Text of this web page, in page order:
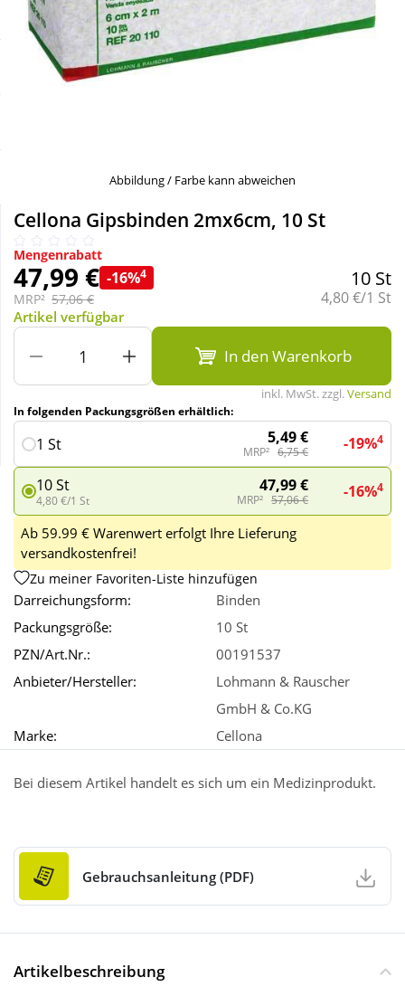
Sale
Schnäppchen
Täglich gut versorgt
Körperpflege & Kosmetik
Liebe & Erotik
Nahrungsergänzung
Natur & Homöopathie
Sanitätshaus
Wellness
Abbildung / Farbe kann abweichen
Cellona Gipsbinden 2mx6cm, 10 St
Mengenrabatt
47,99 € -16%4
MRP² 57,06 €
10 St
Grundpreis:
4,80 €/1 St
Artikel verfügbar
In den Warenkorb
inkl. MwSt. zzgl.Versand
In folgenden Packungsgrößen erhältlich:
1 St 5,49 €
MRP² 6,75 € -19%4
10 St
4,80 €/1 St
47,99 €
MRP² 57,06 € -16%4
Ab 59.99 € Warenwert erfolgt Ihre Lieferung
versandkostenfrei!
Zu meiner Favoriten-Liste hinzufügen
Darreichungsform:
Binden
Packungsgröße:
10 St
PZN/Art.Nr.:
00191537
Anbieter/Hersteller:
Lohmann & Rauscher
GmbH & Co.KG
Marke:
Cellona
Bei diesem Artikel handelt es sich um ein Medizinprodukt.
Gebrauchsanleitung (PDF)
Artikelbeschreibung